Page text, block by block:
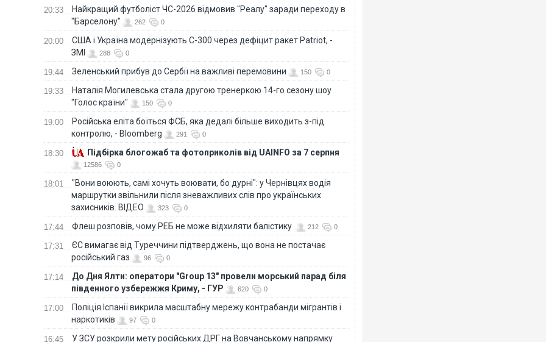
20:33
Найкращий футболіст ЧС-2026 відмовив "Реалу" заради переходу в
"Барселону"
262 0
20:00
США і Україна модернізують С-300 через дефіцит ракет Patriot, -
ЗМІ
288 0
19:44 Зеленський прибув до Сербії на важливі перемовини 150 0
19:33
Наталія Могилевська стала другою тренеркою 14-го сезону шоу
"Голос країни"
150 0
19:00
Російська еліта боїться ФСБ, яка дедалі більше виходить з-під
контролю, - Bloomberg
291 0
18:30 Підбірка блогожаб та фотоприколів від UAINFO за 7 серпня
12586 0
18:01
"Вони воюють, самі хочуть воювати, бо дурні": у Чернівцях водія
маршрутки звільнили після зневажливих слів про українських
захисників. ВІДЕО
323 0
17:44 Флеш розповів, чому РЕБ не може відхиляти балістику 212 0
17:31
ЄС вимагає від Туреччини підтверджень, що вона не постачає
російський газ
96 0
17:14
До Дня Ялти: оператори "Group 13" провели морський парад біля
південного узбережжя Криму, - ГУР
620 0
17:00
Поліція Іспанії викрила масштабну мережу контрабанди мігрантів і
наркотиків
97 0
16:45 У ЗСУ розкрили мету російських ДРГ на Вовчанському напрямку